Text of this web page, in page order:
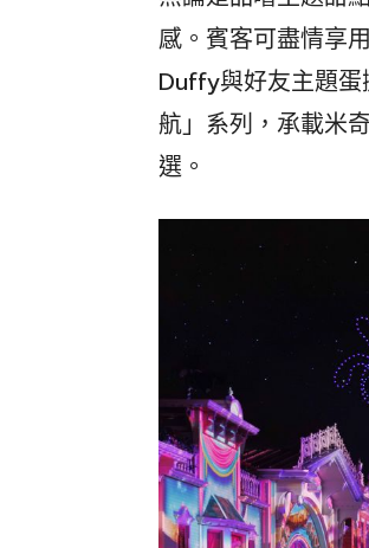
感。賓客可盡情享
Duffy與好友主題
航」系列，承載米
選。